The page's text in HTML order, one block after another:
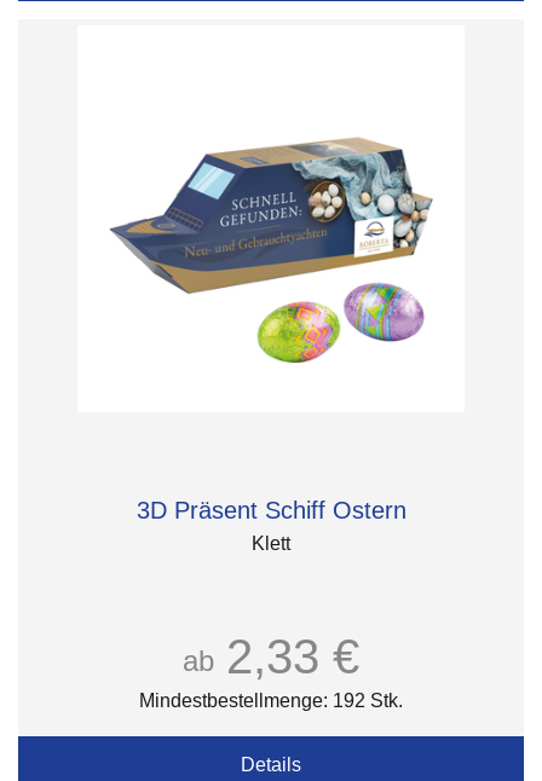
3D Präsent Schiff Ostern
Klett
ab 2,33 €
Mindestbestellmenge: 192 Stk.
Details